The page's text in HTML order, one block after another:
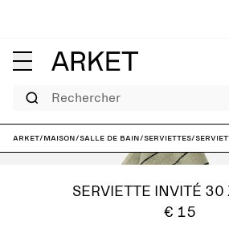
Rechercher
ARKET/Maison/Salle de bain/Serviettes/
SERVIETTE INVITÉ 30
€ 15